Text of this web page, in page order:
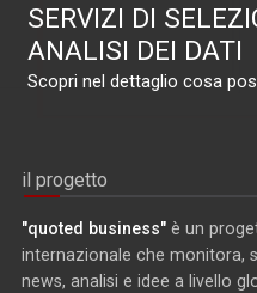
SERVIZI DI
ANALISI DEI DATI
Scopri nel dettaglio cosa
il progetto
"quoted business" è un
internazionale che monitora,
news, analisi e idee a livello